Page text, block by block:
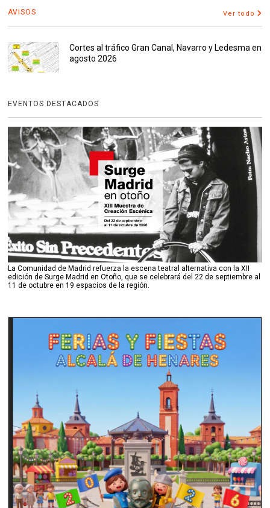
AVISOS Ver todo
Cortes al tráfico Gran Canal, Navarro y Ledesma en
agosto 2026
EVENTOS DESTACADOS
La Comunidad de Madrid refuerza la escena teatral alternativa con la XII
edición de Surge Madrid en Otoño, que se celebrará del 22 de septiembre al
11 de octubre en 19 espacios de la región.